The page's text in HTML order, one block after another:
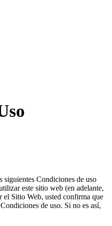
siguientes Condiciones de uso
este sitio web (en adelante,
Sitio Web, usted confirma que
de uso. Si no es así,